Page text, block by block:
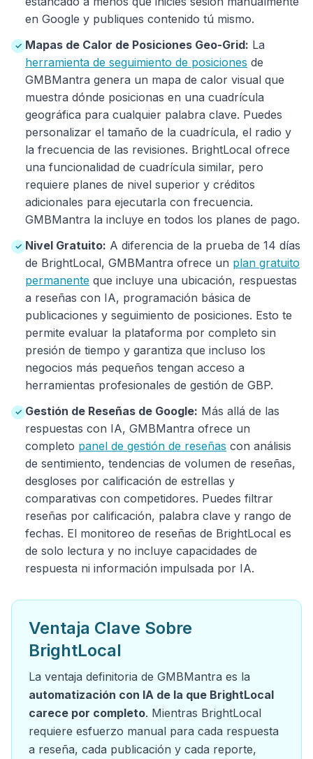
en Google y publiques contenido tú mismo.
✓ Mapas de Calor de Posiciones Geo-Grid: La
herramienta de seguimiento de posiciones de
GMBMantra genera un mapa de calor visual que
muestra dónde posicionas en una cuadrícula
geográfica para cualquier palabra clave. Puedes
personalizar el tamaño de la cuadrícula, el radio y
la frecuencia de las revisiones. BrightLocal ofrece
una funcionalidad de cuadrícula similar, pero
requiere planes de nivel superior y créditos
adicionales para ejecutarla con frecuencia.
GMBMantra la incluye en todos los planes de pago.
✓ Nivel Gratuito: A diferencia de la prueba de 14 días
de BrightLocal, GMBMantra ofrece un plan gratuito
permanente que incluye una ubicación, respuestas
a reseñas con IA, programación básica de
publicaciones y seguimiento de posiciones. Esto te
permite evaluar la plataforma por completo sin
presión de tiempo y garantiza que incluso los
negocios más pequeños tengan acceso a
herramientas profesionales de gestión de GBP.
✓ Gestión de Reseñas de Google: Más allá de las
respuestas con IA, GMBMantra ofrece un
completo panel de gestión de reseñas con análisis
de sentimiento, tendencias de volumen de reseñas,
desgloses por calificación de estrellas y
comparativas con competidores. Puedes filtrar
reseñas por calificación, palabra clave y rango de
fechas. El monitoreo de reseñas de BrightLocal es
de solo lectura y no incluye capacidades de
respuesta ni información impulsada por IA.
Ventaja Clave Sobre
BrightLocal
La ventaja definitoria de GMBMantra es la
automatización con IA de la que BrightLocal
carece por completo. Mientras BrightLocal
requiere esfuerzo manual para cada respuesta
a reseña, cada publicación y cada reporte,